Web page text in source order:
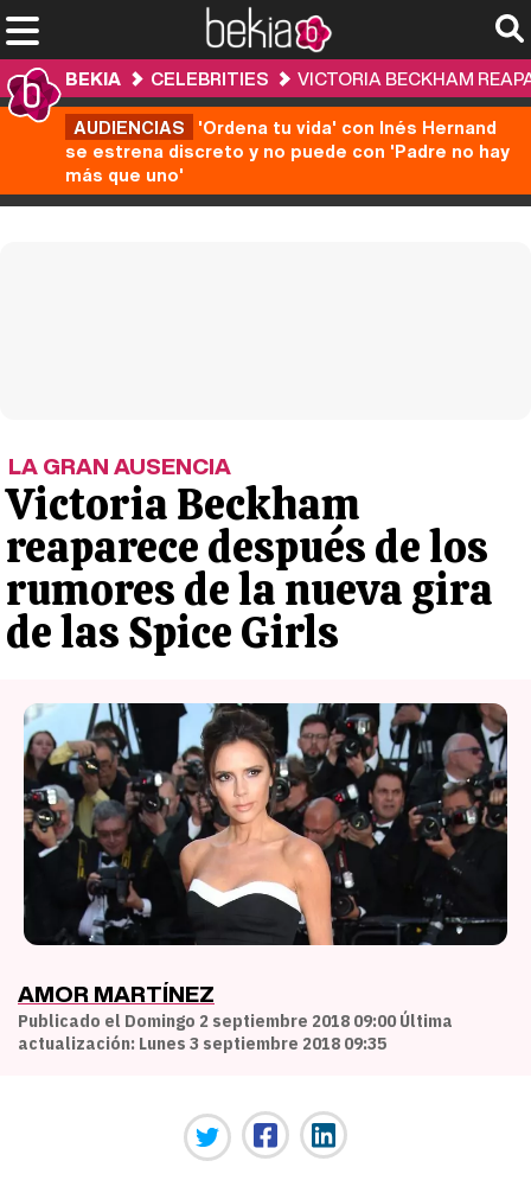
BEKIA CELEBRITIES
VICTORIA BECKHAM
AUDIENCIAS 'Ordena tu vida' con Inés Hernand
se estrena discreto y no puede con 'Padre no hay
más que uno'
LA GRAN AUSENCIA
Victoria Beckham
reaparece después de los
rumores de la nueva gira
de las Spice Girls
AMOR MARTÍNEZ
Publicado el Domingo 2 septiembre 2018 09:00 Última
actualización: Lunes 3 septiembre 2018 09:35